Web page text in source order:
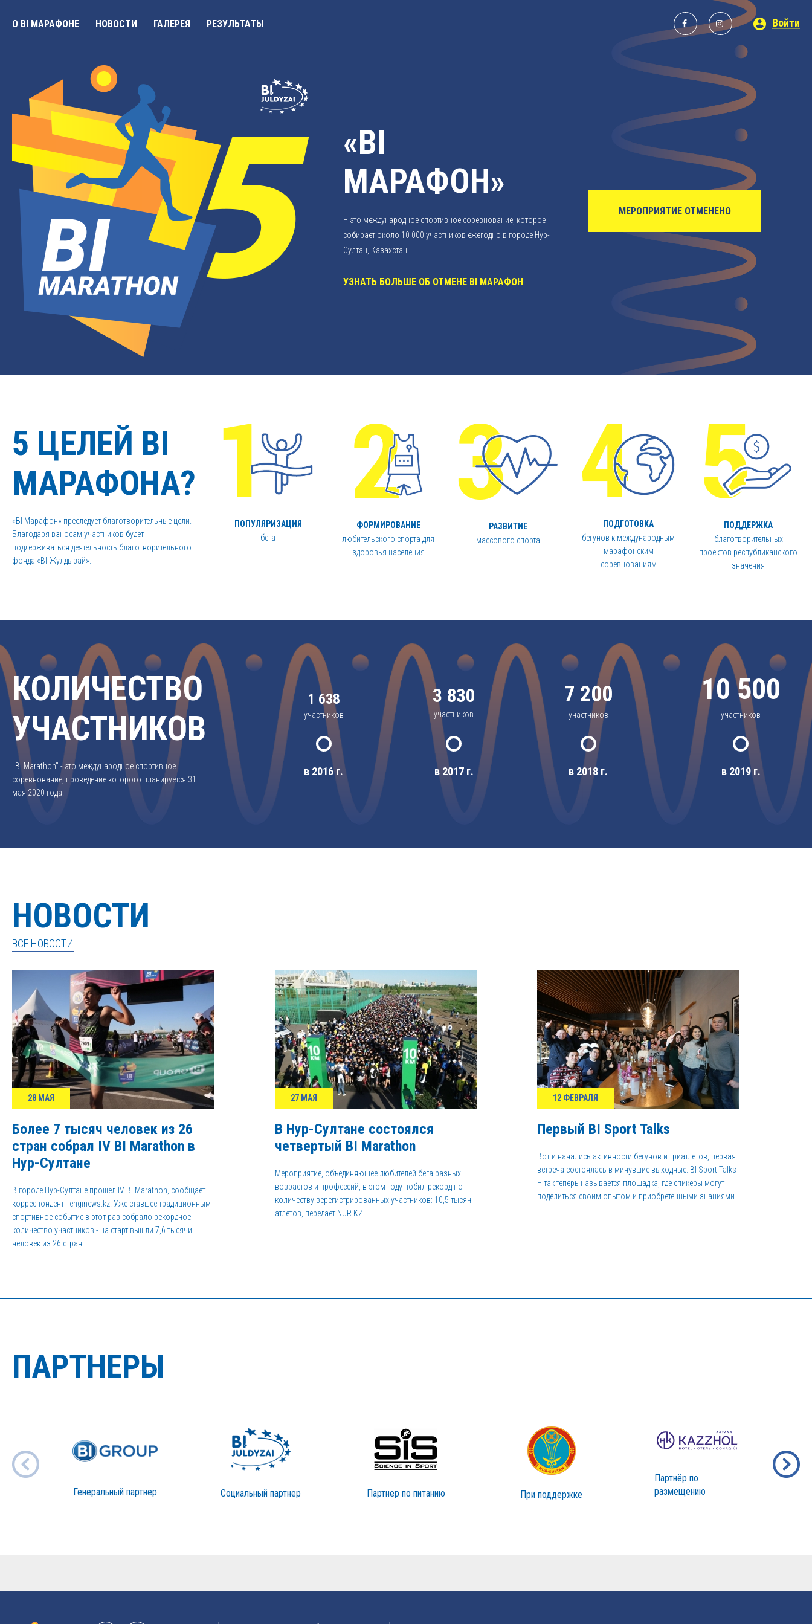
О BI МАРАФОНЕ НОВОСТИ ГАЛЕРЕЯ РЕЗУЛЬТАТЫ Войти
«BI
МАРАФОН»
– это международное спортивное соревнование, которое
собирает около 10 000 участников ежегодно в городе Нур-
Султан, Казахстан.
УЗНАТЬ БОЛЬШЕ ОБ ОТМЕНЕ BI МАРАФОН
МЕРОПРИЯТИЕ ОТМЕНЕНО
5 ЦЕЛЕЙ BI
МАРАФОНА?
«BI Марафон» преследует благотворительные цели.
Благодаря взносам участников будет
поддерживаться деятельность благотворительного
фонда «BI-Жулдызай».
ПОПУЛЯРИЗАЦИЯ
бега
ФОРМИРОВАНИЕ
любительского спорта для
здоровья населения
РАЗВИТИЕ
массового спорта
ПОДГОТОВКА
бегунов к международным
марафонским
соревнованиям
ПОДДЕРЖКА
благотворительных
проектов республиканского
значения
КОЛИЧЕСТВО
УЧАСТНИКОВ
"BI Marathon" - это международное спортивное
соревнование, проведение которого планируется 31
мая 2020 года.
1 638
участников
в 2016 г.
3 830
участников
в 2017 г.
7 200
участников
в 2018 г.
10 500
участников
в 2019 г.
НОВОСТИ
ВСЕ НОВОСТИ
28 МАЯ
Более 7 тысяч человек из 26
стран собрал IV BI Marathon в
Нур-Султане
В городе Нур-Султане прошел IV BI Marathon, сообщает
корреспондент Tenginews.kz. Уже ставшее традиционным
спортивное событие в этот раз собрало рекордное
количество участников - на старт вышли 7,6 тысячи
человек из 26 стран.
27 МАЯ
В Нур-Султане состоялся
четвертый BI Marathon
Мероприятие, объединяющее любителей бега разных
возрастов и профессий, в этом году побил рекорд по
количеству зерегистрированных участников: 10,5 тысяч
атлетов, передает NUR.KZ.
12 ФЕВРАЛЯ
Первый BI Sport Talks
Вот и начались активности бегунов и триатлетов, первая
встреча состоялась в минувшие выходные. BI Sport Talks
– так теперь называется площадка, где спикеры могут
поделиться своим опытом и приобретенными знаниями.
ПАРТНЕРЫ
Генеральный партнер Социальный партнер Партнер по питанию При поддержке
Партнёр по
размещению